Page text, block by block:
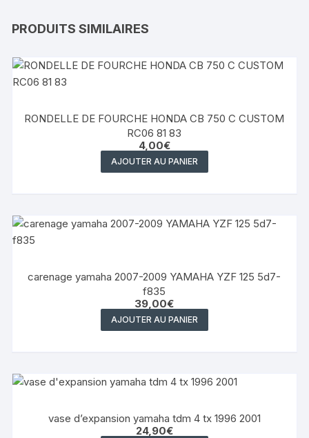
PRODUITS SIMILAIRES
RONDELLE DE FOURCHE HONDA CB 750 C CUSTOM
RC06 81 83
4,00€
AJOUTER AU PANIER
carenage yamaha 2007-2009 YAMAHA YZF 125 5d7-
f835
39,00€
AJOUTER AU PANIER
vase d’expansion yamaha tdm 4 tx 1996 2001
24,90€